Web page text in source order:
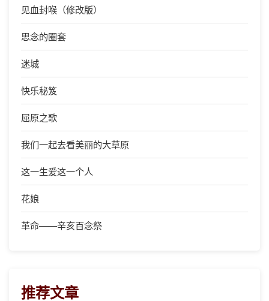
见血封喉（修改版）
思念的圈套
迷城
快乐秘笈
屈原之歌
我们一起去看美丽的大草原
这一生爱这一个人
花娘
革命——辛亥百念祭
推荐文章